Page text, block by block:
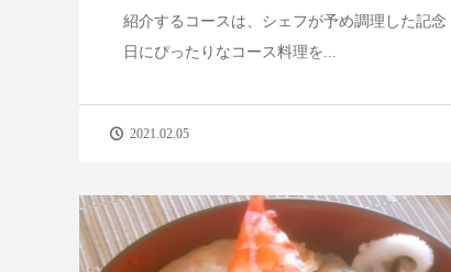
紹介するコースは、シェフが予め調理した記念
日にぴったりなコース料理を...
2021.02.05